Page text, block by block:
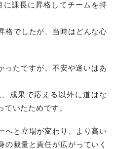
課長に昇格してチームを持
格でしたが、当時はどんな心
たですが、不安や迷いはあ
成果で応える以外に道はな
いたためです。
へと立場が変わり、より高い
の裁量と責任が広がっていく